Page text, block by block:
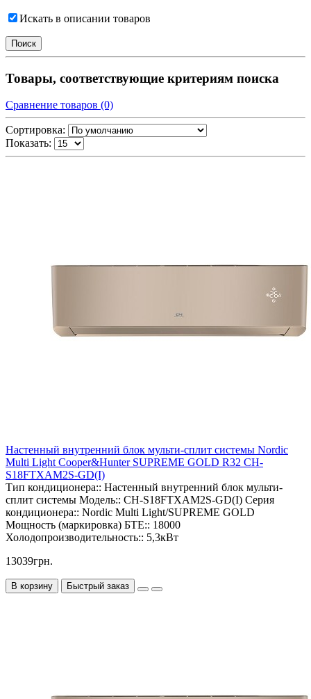
Искать в описании товаров
Товары, соответствующие критериям поиска
Сравнение товаров (0)
Сортировка:
Показать:
Настенный внутренний блок мульти-сплит системы Nordic
Multi Light Cooper&Hunter SUPREME GOLD R32 CH-
S18FTXAM2S-GD(I)
Тип кондиционера:: Настенный внутренний блок мульти-
сплит системы Модель:: CH-S18FTXAM2S-GD(I) Серия
кондиционера:: Nordic Multi Light/SUPREME GOLD
Мощность (маркировка) БТЕ:: 18000
Холодопроизводительность:: 5,3кВт
13039грн.
В корзину Быстрый заказ